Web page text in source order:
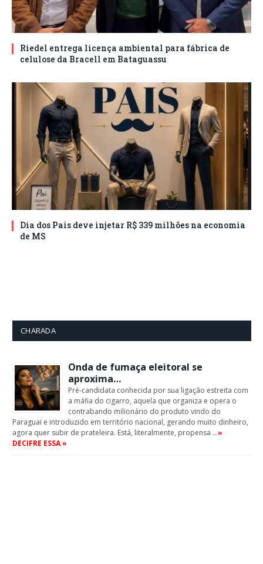
Riedel entrega licença ambiental para fábrica de
celulose da Bracell em Bataguassu
Dia dos Pais deve injetar R$ 339 milhões na economia
de MS
CHARADA
Onda de fumaça eleitoral se
aproxima…
Pré-candidata conhecida por sua ligação estreita com
a máfia do cigarro, aquela que organiza e opera o
contrabando milionário do produto vindo do
Paraguai e introduzido em território nacional, gerando muito dinheiro,
agora quer subir de prateleira. Está, literalmente, propensa …»
DECIFRE ESSA »